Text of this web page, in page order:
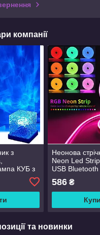
компанії
з
КУБ з
Неонова
Neon Led
USB Bluetooth
586₴
та новинки